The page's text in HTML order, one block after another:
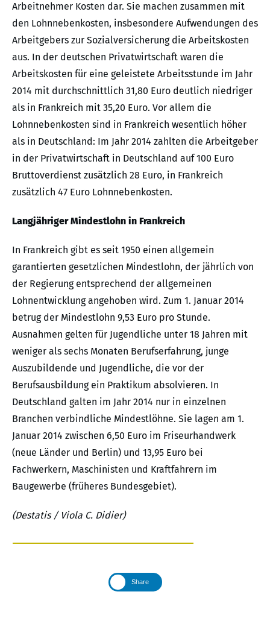
Arbeitnehmer Kosten dar. Sie machen zusammen mit
den Lohnnebenkosten, insbesondere Aufwendungen des
Arbeitgebers zur Sozialversicherung die Arbeitskosten
aus. In der deutschen Privatwirtschaft waren die
Arbeitskosten für eine geleistete Arbeitsstunde im Jahr
2014 mit durchschnittlich 31,80 Euro deutlich niedriger
als in Frankreich mit 35,20 Euro. Vor allem die
Lohnnebenkosten sind in Frankreich wesentlich höher
als in Deutschland: Im Jahr 2014 zahlten die Arbeitgeber
in der Privatwirtschaft in Deutschland auf 100 Euro
Bruttoverdienst zusätzlich 28 Euro, in Frankreich
zusätzlich 47 Euro Lohnnebenkosten.
Langjähriger Mindestlohn in Frankreich
In Frankreich gibt es seit 1950 einen allgemein
garantierten gesetzlichen Mindestlohn, der jährlich von
der Regierung entsprechend der allgemeinen
Lohnentwicklung angehoben wird. Zum 1. Januar 2014
betrug der Mindestlohn 9,53 Euro pro Stunde.
Ausnahmen gelten für Jugendliche unter 18 Jahren mit
weniger als sechs Monaten Berufserfahrung, junge
Auszubildende und Jugendliche, die vor der
Berufsausbildung ein Praktikum absolvieren. In
Deutschland galten im Jahr 2014 nur in einzelnen
Branchen verbindliche Mindestlöhne. Sie lagen am 1.
Januar 2014 zwischen 6,50 Euro im Friseurhandwerk
(neue Länder und Berlin) und 13,95 Euro bei
Fachwerkern, Maschinisten und Kraftfahrern im
Baugewerbe (früheres Bundesgebiet).
(Destatis / Viola C. Didier)
Share